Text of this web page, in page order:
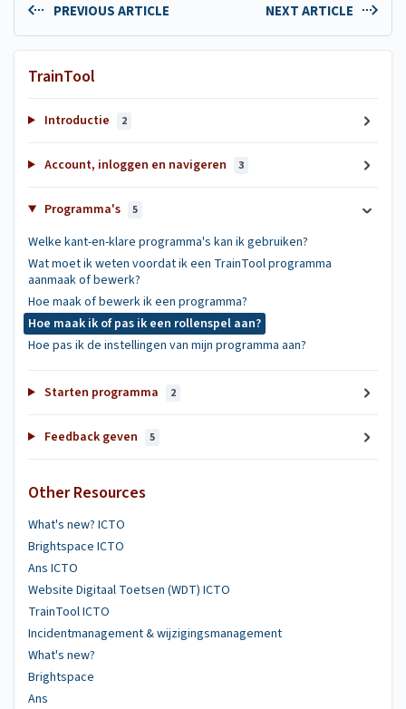
PREVIOUS ARTICLE NEXT ARTICLE
TrainTool
Introductie 2
Account, inloggen en navigeren 3
Programma's 5
Welke kant-en-klare programma's kan ik gebruiken?
Wat moet ik weten voordat ik een TrainTool programma
aanmaak of bewerk?
Hoe maak of bewerk ik een programma?
Hoe maak ik of pas ik een rollenspel aan?
Hoe pas ik de instellingen van mijn programma aan?
Starten programma 2
Feedback geven 5
Other Resources
What's new? ICTO
Brightspace ICTO
Ans ICTO
Website Digitaal Toetsen (WDT) ICTO
TrainTool ICTO
Incidentmanagement & wijzigingsmanagement
What's new?
Brightspace
Ans